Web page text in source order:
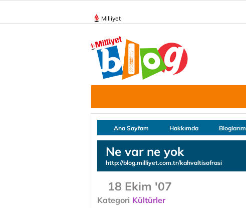
Milliyet
Ana Sayfam Hakkımda Bloglarım
Ne var ne yok
http://blog.milliyet.com.tr/kahvaltisofrasi
18 Ekim '07
Kategori Kültürler